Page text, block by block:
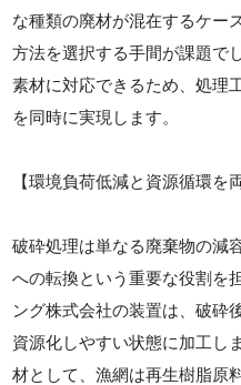
な種類の廃材が混在するケー
方法を選択する手間が課題で
素材に対応できるため、処理
を同時に実現します。
【環境負荷低減と資源循環を
破砕処理は単なる廃棄物の減
への転換という重要な役割を
ング株式会社の装置は、破砕
資源化しやすい状態に加工し
材として、漁網は再生樹脂原